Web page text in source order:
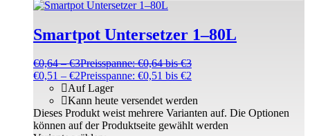
Smartpot Untersetzer 1–80L
€0,64 –€3Preisspanne: €0,64 bis €3
€0,51 – €2Preisspanne: €0,51 bis €2
Auf Lager
Kann heute versendet werden
Dieses Produkt weist mehrere Varianten auf. Die Optionen
können auf der Produktseite gewählt werden